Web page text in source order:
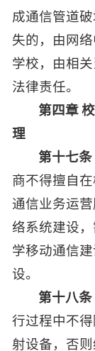
成通信管道
失的，由网
学校，由相
法律责任。
第四章
理
第十七条
商不得擅自
通信业务运
络系统建设
学移动通信
设。
第十八条
行过程中不
射设备，否